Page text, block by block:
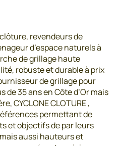
revendeurs de
d’espace naturels à
de grillage haute
robuste et durable à prix
de grillage pour
35 ans en Côte d’Or mais
CYCLONE CLOTURE ,
permettant de
et objectifs de par leurs
aussi hauteurs et